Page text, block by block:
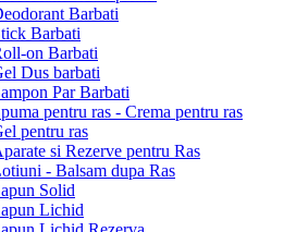
Barbati
Barbati
on Barbati
Dus barbati
Par Barbati
pentru ras - Crema pentru ras
pentru ras
si Rezerve pentru Ras
- Balsam dupa Ras
Solid
Lichid